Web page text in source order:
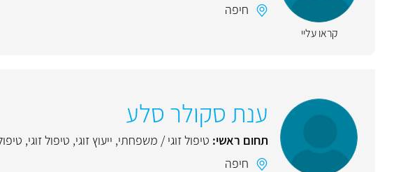
קראו עליי
חיפה
ענת סקולר סלע
תחום ראשי: טיפול זוגי / משפחתי, ייעוץ זוגי, טיפול זוגי,
חיפה